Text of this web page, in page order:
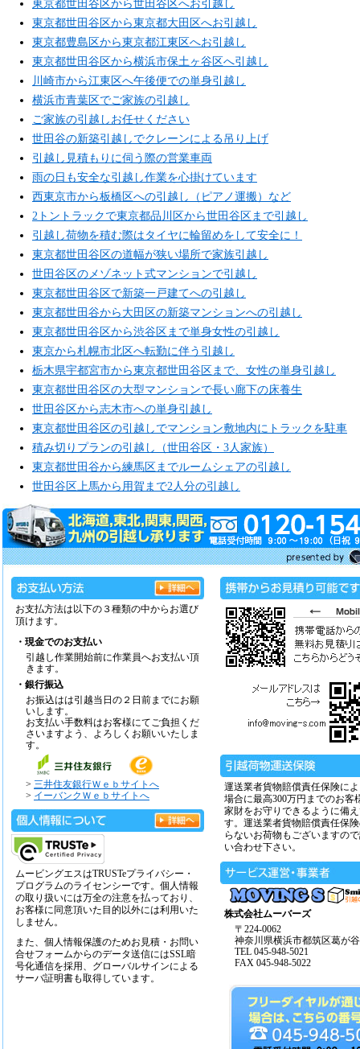
東京都世田谷区から世田谷区へお引越し
東京都世田谷区から東京都大田区へお引越し
東京都豊島区から東京都江東区へお引越し
東京都世田谷区から横浜市保土ヶ谷区へ引越し
川崎市から江東区へ午後便での単身引越し
横浜市青葉区でご家族の引越し
ご家族の引越しお任せください
世田谷の新築引越しでクレーンによる吊り上げ
引越し見積もりに伺う際の営業車両
雨の日も安全な引越し作業を心掛けています
西東京市から板橋区への引越し（ピアノ運搬）など
2トントラックで東京都品川区から世田谷区まで引越し
引越し荷物を積む際はタイヤに輪留めをして安全に！
東京都世田谷区の道幅が狭い場所で家族引越し
世田谷区のメゾネット式マンションで引越し
東京都世田谷区で新築一戸建てへの引越し
東京都世田谷から大田区の新築マンションへの引越し
東京都世田谷区から渋谷区まで単身女性の引越し
東京から札幌市北区へ転勤に伴う引越し
栃木県宇都宮市から東京都世田谷区まで、女性の単身引越し
東京都世田谷区の大型マンションで長い廊下の床養生
世田谷区から志木市への単身引越し
東京都世田谷区の引越しでマンション敷地内にトラックを駐車
積み切りプランの引越し（世田谷区・3人家族）
東京都世田谷から練馬区までルームシェアの引越し
世田谷区上馬から用賀まで2人分の引越し
お支払方法は以下の３種類の中からお選び
頂けます。
・現金でのお支払い
引越し作業開始前に作業員へお支払い頂
きます。
・銀行振込
お振込はは引越当日の２日前までにお願
いします。
お支払い手数料はお客様にてご負担くだ
さいますよう、よろしくお願いいたしま
す。
> 三井住友銀行Ｗｅｂサイトへ
> イーバンクＷｅｂサイトへ
ムービングエスはTRUSTeプライバシー・
プログラムのライセンシーです。個人情報
の取り扱いには万全の注意を払っており、
お客様に同意頂いた目的以外には利用いた
しません。
また、個人情報保護のためお見積・お問い
合せフォームからのデータ送信にはSSL暗
号化通信を採用、グローバルサインによる
サーバ証明書も取得しています。
運送業者貨物賠償責任保険に
場合に最高300万円までのお客
家財をお守りできるように備
す。運送業者貨物賠償責任保
らないお荷物もございますの
い合わせ下さい。
株式会社ムーバーズ
〒224-0062
神奈川県横浜市都筑区葛が
TEL 045-948-5021
FAX 045-948-5022